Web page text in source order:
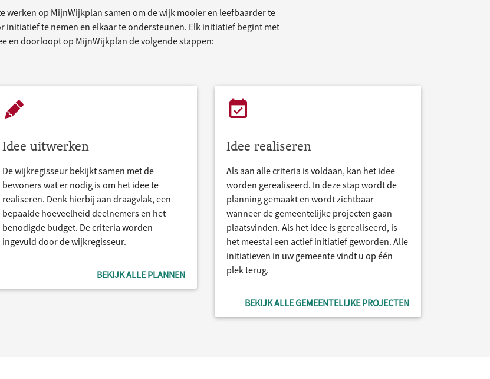
werken op MijnWijkplan samen om de wijk mooier en leefbaarder te
initiatief te nemen en elkaar te ondersteunen. Elk initiatief begint met
en doorloopt op MijnWijkplan de volgende stappen:
Idee uitwerken
De wijkregisseur bekijkt samen met de
bewoners wat er nodig is om het idee te
realiseren. Denk hierbij aan draagvlak, een
bepaalde hoeveelheid deelnemers en het
benodigde budget. De criteria worden
ingevuld door de wijkregisseur.
BEKIJK ALLE PLANNEN
Idee realiseren
Als aan alle criteria is voldaan, kan het idee
worden gerealiseerd. In deze stap wordt de
planning gemaakt en wordt zichtbaar
wanneer de gemeentelijke projecten gaan
plaatsvinden. Als het idee is gerealiseerd, is
het meestal een actief initiatief geworden. Alle
initiatieven in uw gemeente vindt u op één
plek terug.
BEKIJK ALLE GEMEENTELIJKE PROJECTEN